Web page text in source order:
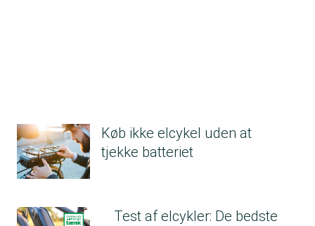
Køb ikke elcykel uden at
tjekke batteriet
Test af elcykler: De bedste